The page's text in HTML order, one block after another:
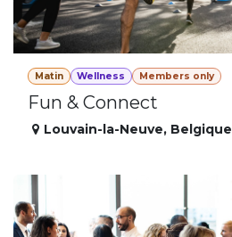
Matin Wellness Members only
Fun & Connect
Louvain-la-Neuve, Belgique